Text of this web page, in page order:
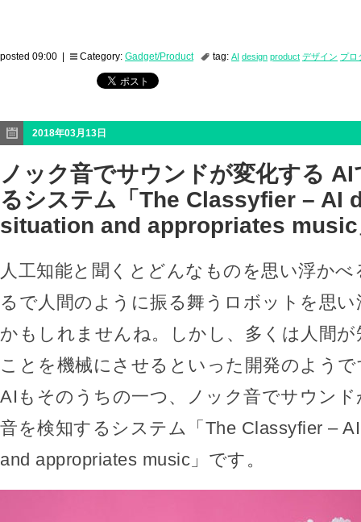
posted 09:00 | Category: Gadget/Product tag: AI design product デザイン プロ
2018年03月13日
ノック音でサウンドが変化する
るシステム「The Classyfier – AI
situation and appropriates music
人工知能と聞くとどんなものを思い浮か
るで人間のように振る舞うロボットを思
かもしれませんね。しかし、多くは人間
ことを機械にさせるといった開発のよう
AIもそのうちの一つ、ノック音でサウン
音を検知するシステム「The Classyfier –
and appropriates music」です。